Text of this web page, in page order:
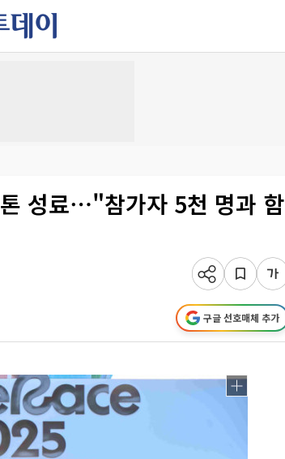
성료⋯"참가자 5천 명과 함
구글 선호매체 추가